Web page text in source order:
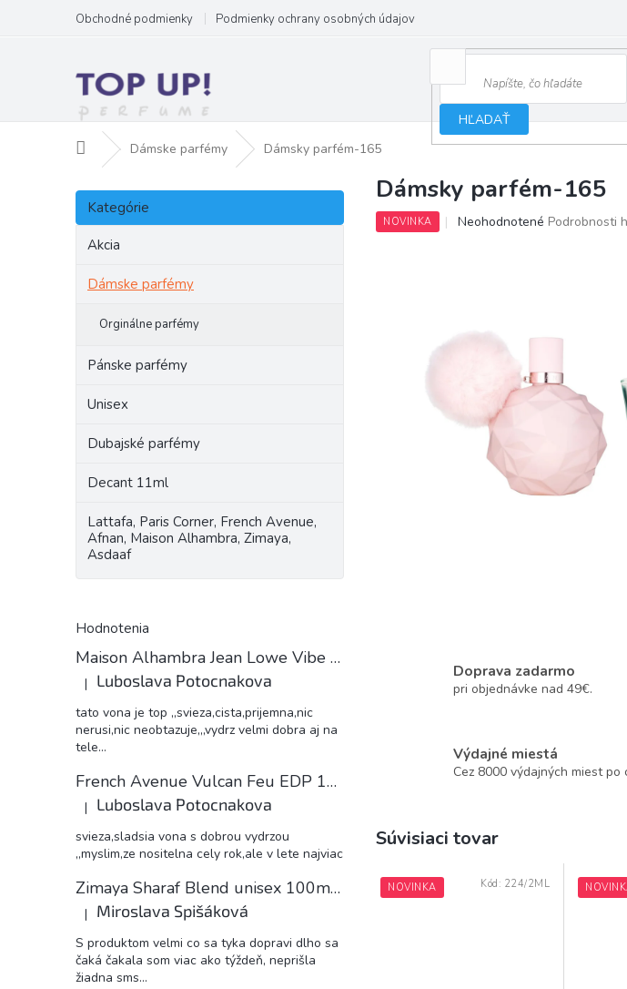
obsah
Obchodné podmienky Podmienky ochrany osobných údajov
HĽADAŤ
DomovDámske parfémy Dámsky parfém-165
B
č
Preskočiť
kategórie
Kategórie
Akcia
Dámske parfémy
Orginálne parfémy
Pánske parfémy
Unisex
Dubajské parfémy
Decant 11ml
Lattafa, Paris Corner, French Avenue,
Afnan, Maison Alhambra, Zimaya,
Asdaaf
Hodnotenia
Maison Alhambra Jean Lowe Vibe unisex 11ml EDP decant
Hodnotenie produktu je 5 z 5 hviezdičiek.
| Luboslava Potocnakova
tato vona je top ,,svieza,cista,prijemna,nic
nerusi,nic neobtazuje,,,vydrz velmi dobra aj na
tele...
French Avenue Vulcan Feu EDP 11ml decant
Hodnotenie produktu je 5 z 5 hviezdičiek.
| Luboslava Potocnakova
svieza,sladsia vona s dobrou vydrzou
,,myslim,ze nositelna cely rok,ale v lete najviac
Zimaya Sharaf Blend unisex 100ml EDP
Hodnotenie produktu je 5 z 5 hviezdičiek.
| Miroslava Spišáková
S produktom velmi co sa tyka dopravi dlho sa
čaká čakala som viac ako týždeň, neprišla
žiadna sms...
Dámsky parfém-165
NOVINKA
Priemerné
hviezdičiek.
Neohodnotené Podrobnosti
Doprava zadarmo
pri objednávke nad 49€.
Výdajné miestá
Cez 8000 výdajných miest po
Súvisiaci tovar
NOVINKA Kód: 224/2ML